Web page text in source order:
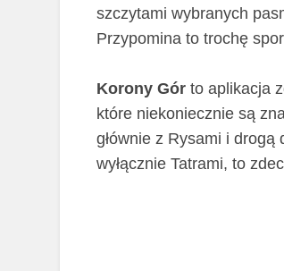
szczytami wybranych
Przypomina to trochę
Korony Gór to aplikacja
które niekoniecznie są
głównie z Rysami i
wyłącznie Tatrami, to